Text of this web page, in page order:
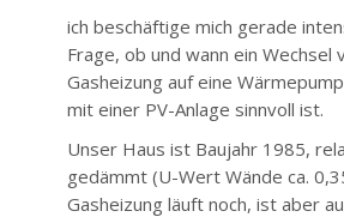
ich beschäftige mich gerade
Frage, ob und wann ein Wechsel
Gasheizung auf eine
mit einer PV-Anlage sinnvoll ist.
Unser Haus ist Baujahr 1985,
gedämmt (U-Wert Wände ca.
Gasheizung läuft noch, ist aber